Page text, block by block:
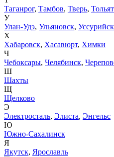
Таганрог, Тамбов, Тверь,
У
Улан-Удэ, Ульяновск, Уссурийск
Х
Хабаровск, Хасавюрт, Химки
Ч
Чебоксары, Челябинск,
Ш
Шахты
Щ
Щелково
Э
Электросталь, Элиста, Энгельс
Ю
Южно-Сахалинск
Я
Якутск, Ярославль